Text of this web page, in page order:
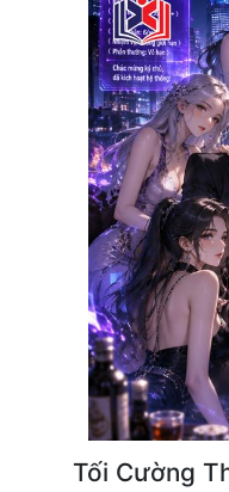
Truyện Convert
Truyện Dịch
Truyện Nhập Môn
Truyện ngắn
Tối Cường